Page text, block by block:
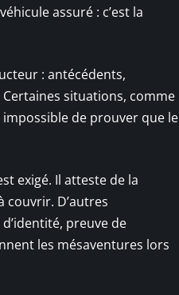
assuré : c’est la
: antécédents,
situations, comme
impossible de prouver que le
exigé. Il atteste de la
couvrir. D’autres
preuve de
les mésaventures lors